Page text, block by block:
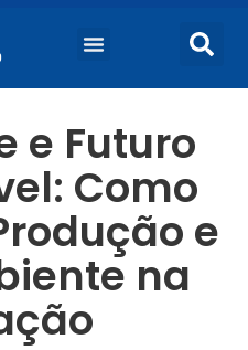
e Futuro
Como
e
na